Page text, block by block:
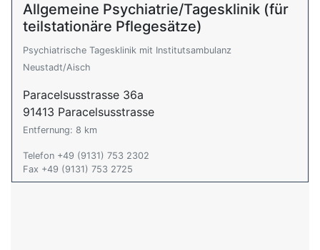
Allgemeine Psychiatrie/Tagesklinik (für
teilstationäre Pflegesätze)
Psychiatrische Tagesklinik mit Institutsambulanz
Neustadt/Aisch
Paracelsusstrasse 36a
91413 Paracelsusstrasse
Entfernung: 8 km
Telefon +49 (9131) 753 2302
Fax +49 (9131) 753 2725